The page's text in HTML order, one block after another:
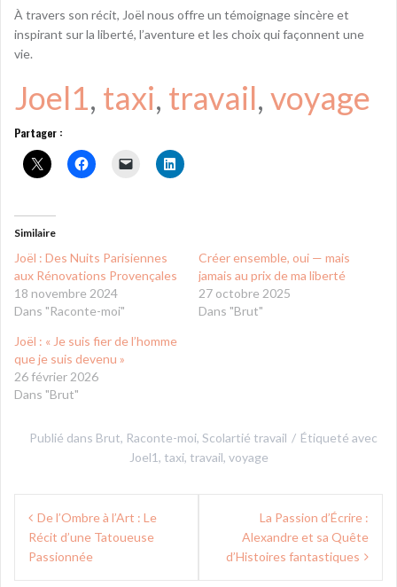
À travers son récit, Joël nous offre un témoignage sincère et
inspirant sur la liberté, l’aventure et les choix qui façonnent une
vie.
Joel1, taxi, travail, voyage
Partager :
Similaire
Joël : Des Nuits Parisiennes
aux Rénovations Provençales
18 novembre 2024
Dans "Raconte-moi"
Créer ensemble, oui — mais
jamais au prix de ma liberté
27 octobre 2025
Dans "Brut"
Joël : « Je suis fier de l’homme
que je suis devenu »
26 février 2026
Dans "Brut"
Publié dans Brut, Raconte-moi, Scolartié travail
Étiqueté avec
Joel1, taxi, travail, voyage
Navigation
de
l’article
De l’Ombre à l’Art : Le
Récit d’une Tatoueuse
Passionnée
La Passion d’Écrire :
Alexandre et sa Quête
d’Histoires fantastiques